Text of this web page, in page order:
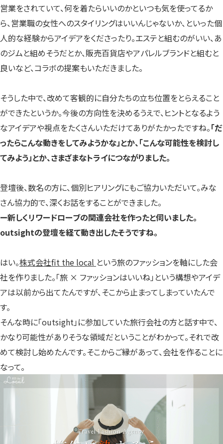
営業をされていて、何を着たらいいのかといつも気を使ってるか
ら、営業職の女性へのスタイリングはいいんじゃないか、といった個
人的な経験からアイデアをくださったり。エステと組むのがいい、あ
のジムと組めそうだとか、販売百貨店やアパレルブランドと組むと
良いなど、コラボの提案もいただきました。
そうした中で、改めて客観的に自分たちの立ち位置をとらえること
ができたというか。今後の方向性を決めるうえで、ヒントとなるよう
なアイデアや視点をたくさんいただけてありがたかったですね。「だ
ったらこんな動きをしてみようかな」とか、「こんな可能性を検討し
てみよう」とか、さまざまなトライにつながりました。
登壇後、数名の方に、個別ヒアリングにもご協力いただいて。みな
さん協力的で、深くお話をすることができました。
ー新しくリワードローブの関連会社を作ったと伺いました。
outsightの登壇を経て動き出したそうですね。
はい。株式会社fit the local という旅のファッションを軸にした会
社を作りました。「旅 × ファッションはいいね」という構想やアイデ
アは以前から出てたんですが、そこから止まってしまっていたんで
す。
そんな時に「outsight」に参加していた旅行会社の方と話す中で、
かなり可能性がありそうな領域だということがわかって。それで改
めて検討し始めたんです。そこからご縁があって、会社を作ることに
なって。